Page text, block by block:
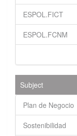
ESPOL.FICT
ESPOL.FCNM
Subject
Plan de Negocio
Sostenibilidad